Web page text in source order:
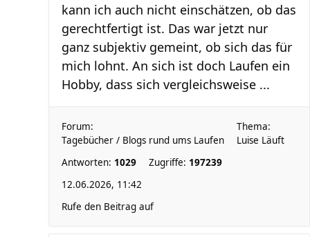
kann ich auch nicht einschätzen, ob das
gerechtfertigt ist. Das war jetzt nur
ganz subjektiv gemeint, ob sich das für
mich lohnt. An sich ist doch Laufen ein
Hobby, dass sich vergleichsweise ...
Forum:
Tagebücher / Blogs rund ums Laufen
Thema:
Luise Läuft
Antworten: 1029 Zugriffe: 197239
12.06.2026, 11:42
Rufe den Beitrag auf